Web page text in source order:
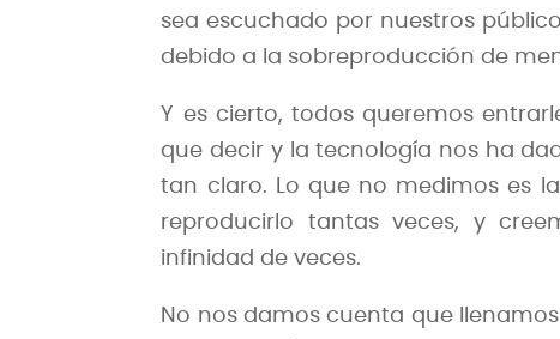
sea escuchado por nuestros
debido a la sobreproducción de
Y es cierto, todos queremos
que decir y la tecnología nos ha
tan claro. Lo que no medimos es
reproducirlo tantas veces, y
infinidad de veces.
No nos damos cuenta que